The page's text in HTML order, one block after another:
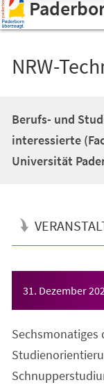
Assistenzsoftware
öffnen.
NRW-
Berufs- und
interessierte
Universität
31. Dezember
Sechsmonatiges